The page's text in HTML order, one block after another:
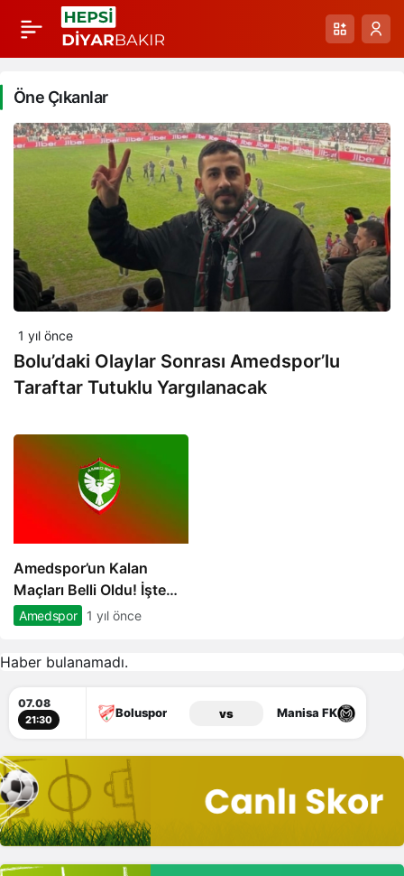
Öne Çıkanlar
1 yıl önce
Bolu’daki Olaylar Sonrası Amedspor’lu
Taraftar Tutuklu Yargılanacak
Amedspor’un Kalan
Maçları Belli Oldu! İşte
Fikstür
Amedspor 1 yıl önce
Haber bulanamadı.
07.08
21:30 Boluspor vs Manisa FK